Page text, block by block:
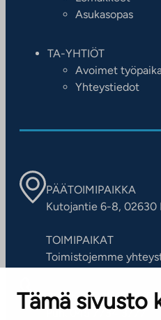
Tämä sivusto
Asukasopas
TA-YHTIÖT
Avoimet
Yhteystiedot
PÄÄTOIMIPAIKKA
Kutojantie 6-8, 02630
TOIMIPAIKAT
Toimistojemme
Puh. 045 7734 3777